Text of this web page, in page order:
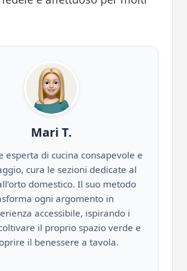
Mari T.
esperta di cucina consapevole e
cura le sezioni dedicate al
domestico. Il suo metodo
ogni argomento in
accessibile, ispirando i
il proprio spazio verde e
il benessere a tavola.